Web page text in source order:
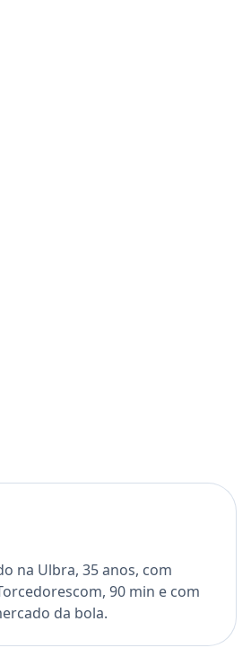
na Ulbra, 35 anos, com
90 min e com
da bola.